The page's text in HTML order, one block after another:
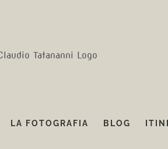
LA FOTOGRAFIA BLOG